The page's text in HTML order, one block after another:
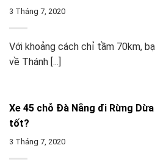
3 Tháng 7, 2020
Với khoảng cách chỉ tầm 70km,
về Thánh [...]
Xe 45 chỗ Đà Nẵng đi Rừng
tốt?
3 Tháng 7, 2020